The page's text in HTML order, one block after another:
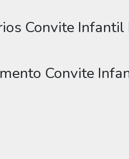
Convite
Convite